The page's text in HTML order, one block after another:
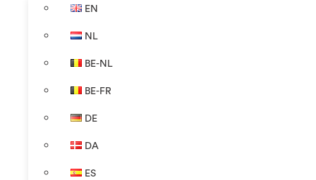
EN
NL
BE-NL
BE-FR
DE
DA
ES